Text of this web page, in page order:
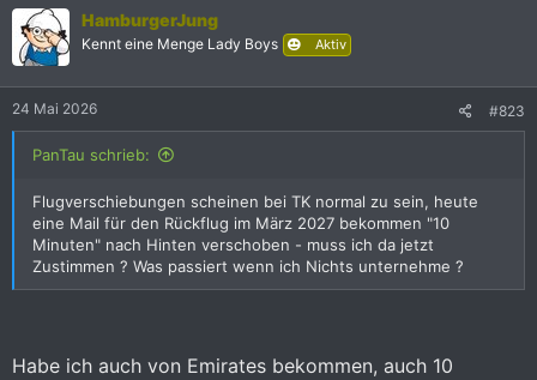
n
e
n
:
HamburgerJung
Kennt eine Menge Lady Boys Aktiv
24 Mai 2026 #823
PanTau schrieb:
Flugverschiebungen scheinen bei TK normal zu sein, heute
eine Mail für den Rückflug im März 2027 bekommen "10
Minuten" nach Hinten verschoben - muss ich da jetzt
Zustimmen ? Was passiert wenn ich Nichts unternehme ?
Habe ich auch von Emirates bekommen, auch 10